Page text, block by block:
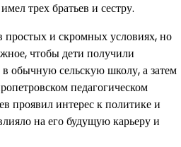
трех братьев и сестру.
и скромных условиях, но
чтобы дети получили
обычную сельскую школу, а затем
педагогическом
проявил интерес к политике и
на его будущую карьеру и